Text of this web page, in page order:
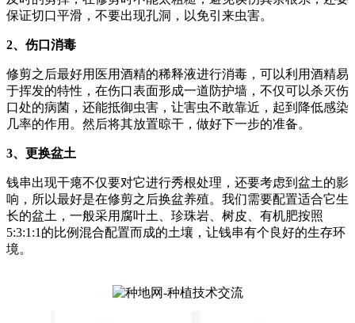
保证切口平滑，不要出现孔洞，以免引来虫害。
2、伤口消毒
修剪之后最好用医用酒精的稀释液进行消毒，可以利用酒精易
于挥发的特性，在伤口表面形成一道防护墙，不仅可以杀灭伤
口处的病菌，还能抵御虫害，让害虫不敢靠近，起到降低感染
几率的作用。然后将其放置晾干，做好下一步的准备。
3、更换盆土
钱串出现干瘪不仅要对它进行秀根处理，还要考虑到盆土的影
响，所以最好是在修剪之后换盆养殖。我们需要配置适合它生
长的盆土，一般采用腐叶土、珍珠岩、树皮、有机肥按照
5:3:1:1的比例混合配置而成的土壤，让钱串有个良好的生存环
境。